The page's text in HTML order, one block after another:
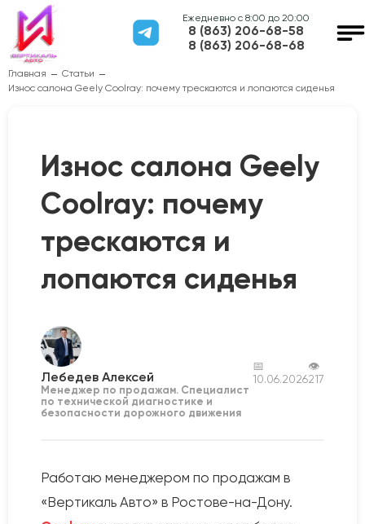
Ежедневно с 8:00 до 20:00
8 (863) 206-68-58
8 (863) 206-68-68
Главная
Статьи
Износ салона Geely Coolray: почему трескаются и лопаются сиденья
Износ салона Geely
Coolray: почему
трескаются и
лопаются сиденья
Лебедев Алексей
Менеджер по продажам. Специалист
по технической диагностике и
безопасности дорожного движения
📅
10.06.2026
👁
217
Работаю менеджером по продажам в
«Вертикаль Авто» в Ростове-на-Дону.